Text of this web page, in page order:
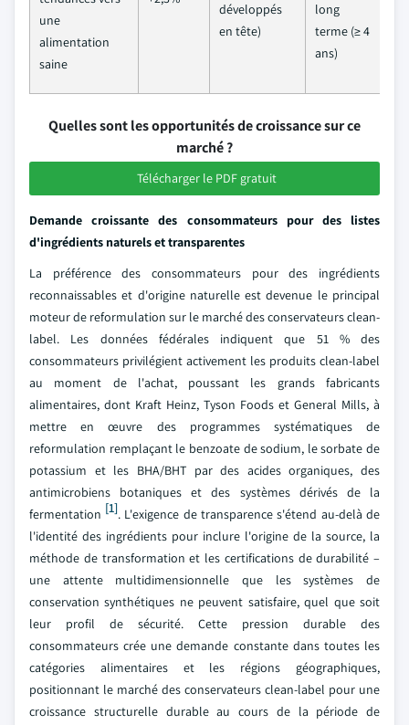
une
alimentation
saine
développés
en tête)
long
terme (≥ 4
ans)
Quelles sont les opportunités de croissance sur ce
marché ?
Télécharger le PDF gratuit
Demande croissante des consommateurs pour des listes
d'ingrédients naturels et transparentes
La préférence des consommateurs pour des ingrédients
reconnaissables et d'origine naturelle est devenue le principal
moteur de reformulation sur le marché des conservateurs clean-
label. Les données fédérales indiquent que 51 % des
consommateurs privilégient activement les produits clean-label
au moment de l'achat, poussant les grands fabricants
alimentaires, dont Kraft Heinz, Tyson Foods et General Mills, à
mettre en œuvre des programmes systématiques de
reformulation remplaçant le benzoate de sodium, le sorbate de
potassium et les BHA/BHT par des acides organiques, des
antimicrobiens botaniques et des systèmes dérivés de la
fermentation [1]. L'exigence de transparence s'étend au-delà de
l'identité des ingrédients pour inclure l'origine de la source, la
méthode de transformation et les certifications de durabilité –
une attente multidimensionnelle que les systèmes de
conservation synthétiques ne peuvent satisfaire, quel que soit
leur profil de sécurité. Cette pression durable des
consommateurs crée une demande constante dans toutes les
catégories alimentaires et les régions géographiques,
positionnant le marché des conservateurs clean-label pour une
croissance structurelle durable au cours de la période de